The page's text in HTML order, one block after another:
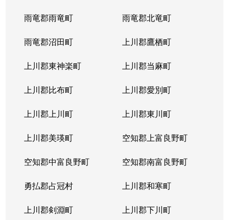
雨竜郡雨竜町 雨竜郡北竜町
雨竜郡沼田町 上川郡鷹栖町
上川郡東神楽町 上川郡当麻町
上川郡比布町 上川郡愛別町
上川郡上川町 上川郡東川町
上川郡美瑛町 空知郡上富良野町
空知郡中富良野町 空知郡南富良野町
勇払郡占冠村 上川郡和寒町
上川郡剣淵町 上川郡下川町